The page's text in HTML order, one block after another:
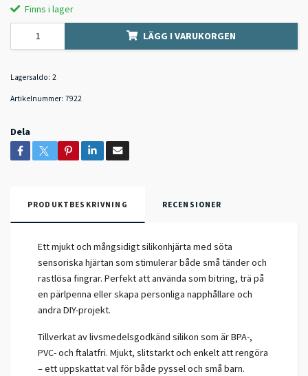
Finns i lager
LÄGG I VARUKORGEN
Lagersaldo: 2
Artikelnummer: 7922
Dela
PRODUKTBESKRIVNING RECENSIONER
Ett mjukt och mångsidigt silikonhjärta med söta
sensoriska hjärtan som stimulerar både små tänder och
rastlösa fingrar. Perfekt att använda som bitring, trä på
en pärlpenna eller skapa personliga napphållare och
andra DIY-projekt.
Tillverkat av livsmedelsgodkänd silikon som är BPA-,
PVC- och ftalatfri. Mjukt, slitstarkt och enkelt att rengöra
– ett uppskattat val för både pyssel och små barn.